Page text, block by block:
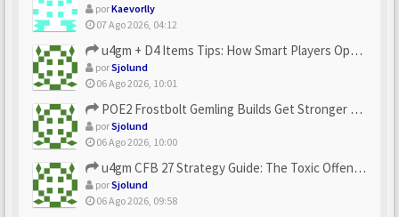
porKaevorlly
07 Ago 2026, 04:12
u4gm + D4 Items Tips: How Smart Players Optimize Gear, Build...
porSjolund
06 Ago 2026, 10:01
POE2 Frostbolt Gemling Builds Get Stronger With u4gm’s Ice C...
porSjolund
06 Ago 2026, 10:00
u4gm CFB 27 Strategy Guide: The Toxic Offensive Scheme Your ...
porSjolund
06 Ago 2026, 09:58